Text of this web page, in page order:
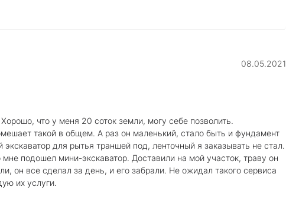
08.05.2021
что у меня 20 соток земли, могу себе позволить.
такой в общем. А раз он маленький, стало быть и фундамент
для рытья траншей под, ленточный я заказывать не стал.
подошел мини-экскаватор. Доставили на мой участок, траву он
он все сделал за день, и его забрали. Не ожидал такого сервиса
их услуги.